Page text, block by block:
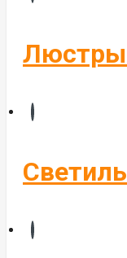
Управление светом
Люстры